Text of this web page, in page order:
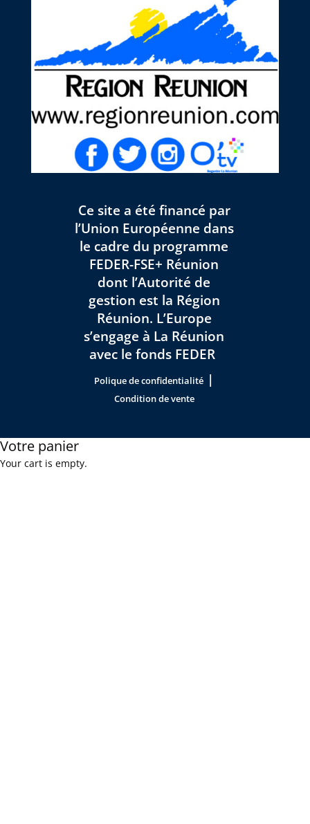
Ce site a été financé par
l’Union Européenne dans
le cadre du programme
FEDER-FSE+ Réunion
dont l’Autorité de
gestion est la Région
Réunion. L’Europe
s’engage à La Réunion
avec le fonds FEDER
Polique de confidentialité |
Condition de vente
Votre panier
Your cart is empty.